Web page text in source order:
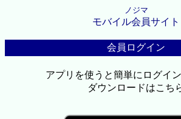
ノジマ
モバイル会員サイト
会員ログイン
アプリを使うと簡単にログイ
ダウンロードはこち